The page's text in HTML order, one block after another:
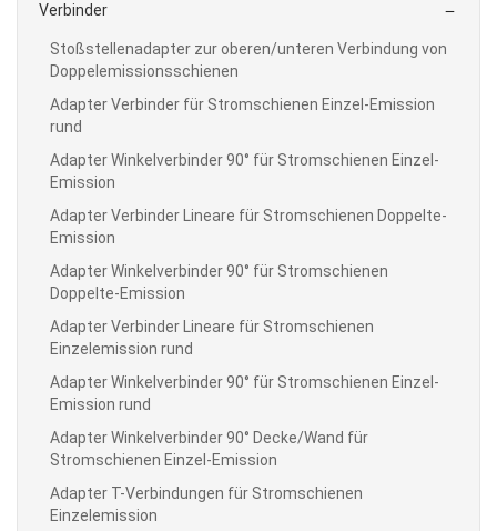
Verbinder 
Stoßstellenadapter zur oberen/unteren Verbindung von
Doppelemissionsschienen
Adapter Verbinder für Stromschienen Einzel-Emission
rund
Adapter Winkelverbinder 90° für Stromschienen Einzel-
Emission
Adapter Verbinder Lineare für Stromschienen Doppelte-
Emission
Adapter Winkelverbinder 90° für Stromschienen
Doppelte-Emission
Adapter Verbinder Lineare für Stromschienen
Einzelemission rund
Adapter Winkelverbinder 90° für Stromschienen Einzel-
Emission rund
Adapter Winkelverbinder 90° Decke/Wand für
Stromschienen Einzel-Emission
Adapter T-Verbindungen für Stromschienen
Einzelemission